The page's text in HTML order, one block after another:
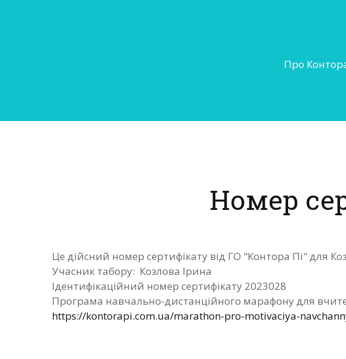
Про
Номер
Це дійсний номер сертифікату від ГО "Контора Пі" для
Учасник табору: Козлова Ірина
Ідентифікаційний номер сертифікату 2023028
Програма навчально-дистанційного марафону для
https://kontorapi.com.ua/marathon-pro-motivaciya-